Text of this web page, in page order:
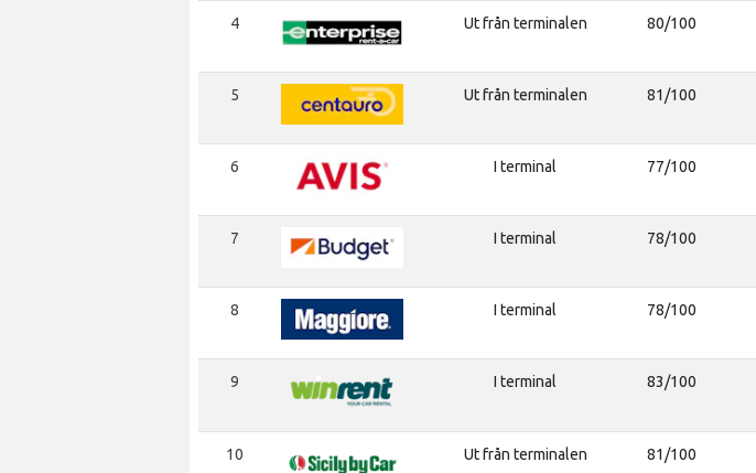
4 Ut från terminalen 80/100
5 Ut från terminalen 81/100
6 I terminal 77/100
7 I terminal 78/100
8 I terminal 78/100
9 I terminal 83/100
10 Ut från terminalen 81/100